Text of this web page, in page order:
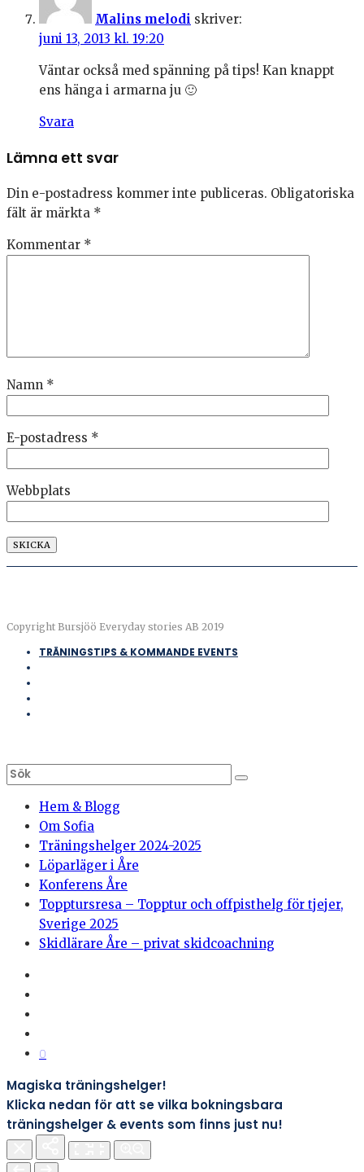
Malins melodi skriver:
juni 13, 2013 kl. 19:20
Väntar också med spänning på tips! Kan knappt
ens hänga i armarna ju 🙂
Svara
Lämna ett svar
Din e-postadress kommer inte publiceras. Obligatoriska
fält är märkta *
Kommentar *
Namn *
E-postadress *
Webbplats
Copyright Bursjöö Everyday stories AB 2019
TRÄNINGSTIPS & KOMMANDE EVENTS
Hem & Blogg
Om Sofia
Träningshelger 2024-2025
Löparläger i Åre
Konferens Åre
Topptursresa – Topptur och offpisthelg för tjejer,
Sverige 2025
Skidlärare Åre – privat skidcoachning
0
Magiska träningshelger!
Klicka nedan för att se vilka bokningsbara
träningshelger & events som finns just nu!